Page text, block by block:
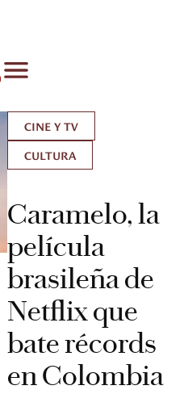
CINE Y TV
CULTURA
Caramelo, la
película
brasileña de
Netflix que
bate récords
en Colombia